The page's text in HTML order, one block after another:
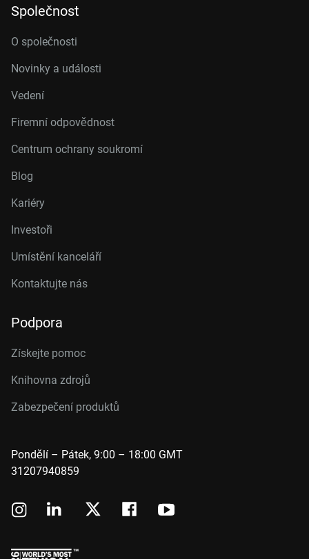
Společnost
O společnosti
Novinky a události
Vedení
Firemní odpovědnost
Centrum ochrany soukromí
Blog
Kariéry
Investoři
Umístění kanceláří
Kontaktujte nás
Podpora
Získejte pomoc
Knihovna zdrojů
Zabezpečení produktů
Pondělí – Pátek, 9:00 – 18:00 GMT
31207940859